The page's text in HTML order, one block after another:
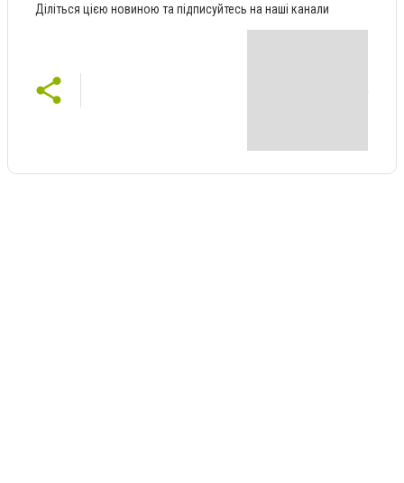
Діліться цією новиною та підписуйтесь на наші канали